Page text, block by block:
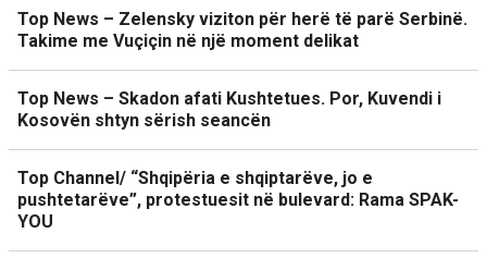
Top News – Zelensky viziton për herë të parë Serbinë.
Takime me Vuçiçin në një moment delikat
Top News – Skadon afati Kushtetues. Por, Kuvendi i
Kosovën shtyn sërish seancën
Top Channel/ “Shqipëria e shqiptarëve, jo e
pushtetarëve”, protestuesit në bulevard: Rama SPAK-
YOU